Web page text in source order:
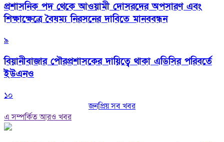
প্রশাসনিক পদ থেকে আওয়ামী দোসরদের অপসারণ এবং
শিক্ষাক্ষেত্রে বৈষম্য নিরসনের দাবিতে মানববন্ধন
৯
বিয়ানীবাজার পৌরপ্রশাসকের দায়িত্বে থাকা এডিসির পরিবর্তে
ইউএনও
১০
জনপ্রিয় সব খবর
এ সম্পর্কিত আরও খবর